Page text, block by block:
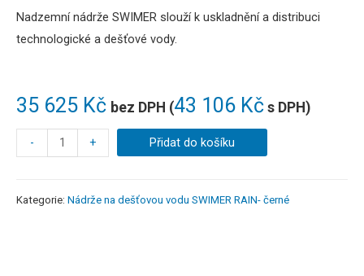
35 625 Kč bez DPH (43 106 Kč s DPH)
Nadzemní nádrže SWIMER slouží k uskladnění a distribuci
technologické a dešťové vody.
- + Přidat do košíku
Kategorie: Nádrže na dešťovou vodu SWIMER RAIN- černé